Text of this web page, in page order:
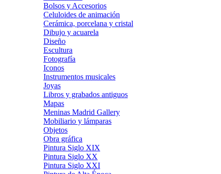
Bolsos y Accesorios
Celuloides de animación
Cerámica, porcelana y cristal
Dibujo y acuarela
Diseño
Escultura
Fotografía
Iconos
Instrumentos musicales
Joyas
Libros y grabados antiguos
Mapas
Meninas Madrid Gallery
Mobiliario y lámparas
Objetos
Obra gráfica
Pintura Siglo XIX
Pintura Siglo XX
Pintura Siglo XXI